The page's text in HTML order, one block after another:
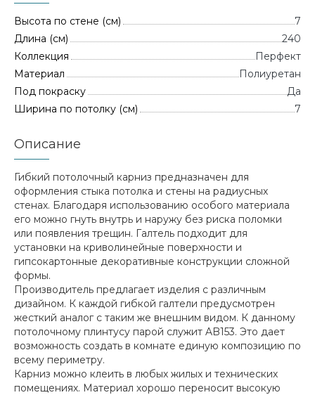
Высота по стене (см)
7
Длина (см)
240
Коллекция
Перфект
Материал
Полиуретан
Под покраску
Да
Ширина по потолку (см)
7
Описание
Гибкий потолочный карниз предназначен для
оформления стыка потолка и стены на радиусных
стенах. Благодаря использованию особого материала
его можно гнуть внутрь и наружу без риска поломки
или появления трещин. Галтель подходит для
установки на криволинейные поверхности и
гипсокартонные декоративные конструкции сложной
формы.
Производитель предлагает изделия с различным
дизайном. К каждой гибкой галтели предусмотрен
жесткий аналог с таким же внешним видом. К данному
потолочному плинтусу парой служит AB153. Это дает
возможность создать в комнате единую композицию по
всему периметру.
Карниз можно клеить в любых жилых и технических
помещениях. Материал хорошо переносит высокую